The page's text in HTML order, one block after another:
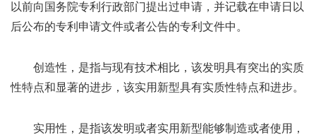
以前向国务院专利行政部门提出过申请，并记载在申请日以
后公布的专利申请文件或者公告的专利文件中。
创造性，是指与现有技术相比，该发明具有突出的实质
性特点和显著的进步，该实用新型具有实质性特点和进步。
实用性，是指该发明或者实用新型能够制造或者使用，